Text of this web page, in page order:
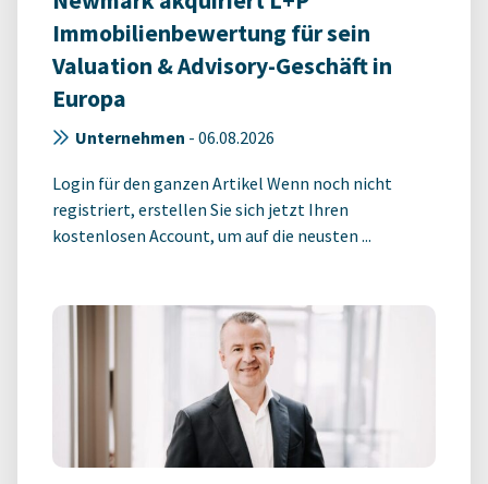
Immobilienbewertung für sein
Valuation & Advisory-Geschäft in
Europa
Unternehmen - 06.08.2026
Login für den ganzen Artikel Wenn noch nicht
registriert, erstellen Sie sich jetzt Ihren
kostenlosen Account, um auf die neusten ...